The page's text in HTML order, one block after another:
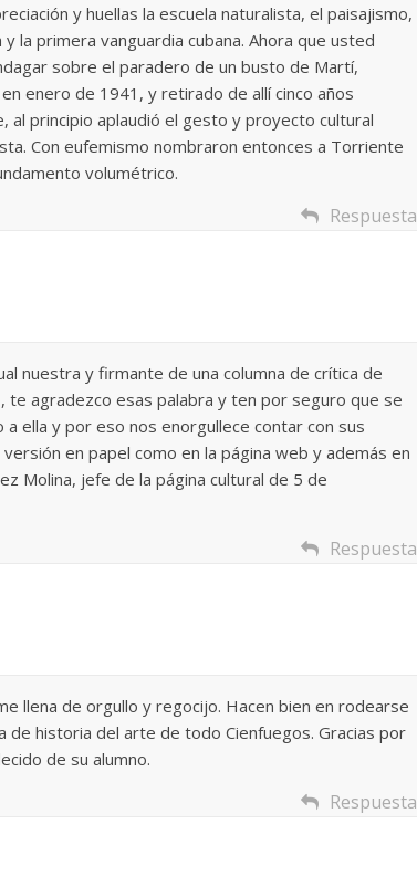
y huellas la escuela naturalista, el paisajismo,
la primera vanguardia cubana. Ahora que usted
sobre el paradero de un busto de Martí,
enero de 1941, y retirado de allí cinco años
al principio aplaudió el gesto y proyecto cultural
Con eufemismo nombraron entonces a Torriente
volumétrico.
Respuesta
nuestra y firmante de una columna de crítica de
agradezco esas palabra y ten por seguro que se
ella y por eso nos enorgullece contar con sus
en papel como en la página web y además en
Molina, jefe de la página cultural de 5 de
Respuesta
llena de orgullo y regocijo. Hacen bien en rodearse
historia del arte de todo Cienfuegos. Gracias por
de su alumno.
Respuesta